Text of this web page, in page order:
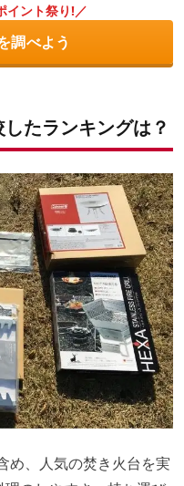
イント祭り!／
調べよう
たランキングは？
め、人気の焚き火台を実